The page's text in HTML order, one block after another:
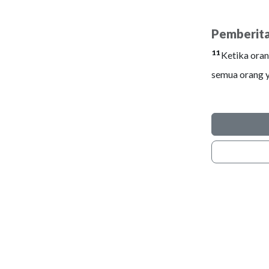
11 Ketika
semua orang